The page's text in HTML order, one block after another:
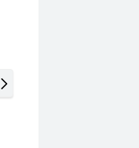
4,8X12,7 Mm Para Chapa y
Metal 10 Un Tel